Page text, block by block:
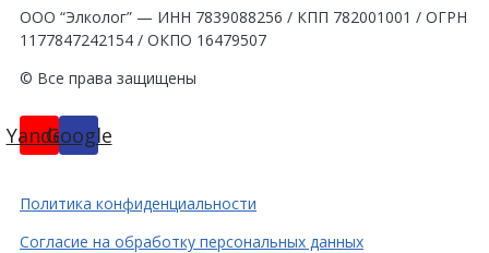
ООО “Элколог” — ИНН 7839088256 / КПП 782001001 / ОГРН
1177847242154 / ОКПО 16479507
© Все права защищены
YandexGoogle
Политика конфиденциальности
Согласие на обработку персональных данных